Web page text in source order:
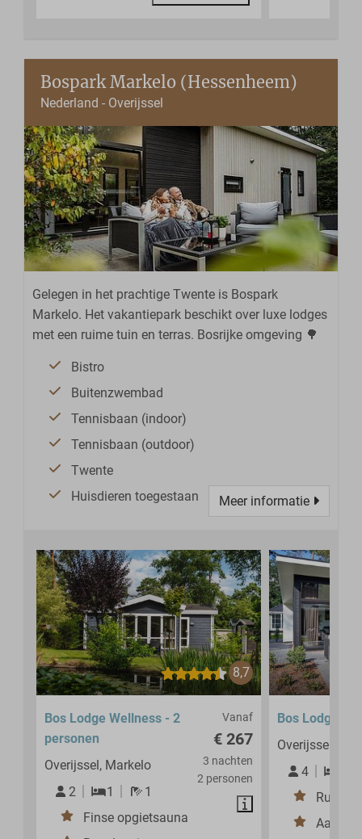
Bospark Markelo (Hessenheem)
Nederland - Overijssel
Gelegen in het prachtige Twente is Bospark
Markelo. Het vakantiepark beschikt over luxe lodges
met een ruime tuin en terras. Bosrijke omgeving 🌳
Bistro
Buitenzwembad
Tennisbaan (indoor)
Tennisbaan (outdoor)
Twente
Huisdieren toegestaan
Meer informatie
8,7
Vanaf
€ 267
3 nachten
2 personen
Bos Lodge Wellness - 2
personen
Overijssel, Markelo
2
1
1
Finse opgietsauna
Bos Lodge - 4
Overijssel,
4
Aan de